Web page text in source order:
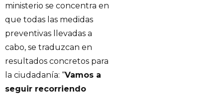
ministerio se concentra en
que todas las medidas
preventivas llevadas a
cabo, se traduzcan en
resultados concretos para
la ciudadanía: “Vamos a
seguir recorriendo